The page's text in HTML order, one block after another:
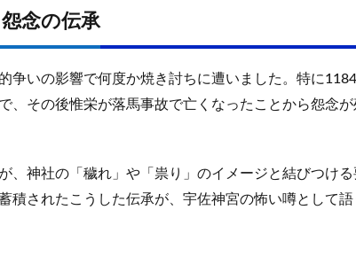
念の伝承
争いの影響で何度か焼き討ちに遭いました。特に
、その後惟栄が落馬事故で亡くなったことから怨念
、神社の「穢れ」や「祟り」のイメージと結びつける
積されたこうした伝承が、宇佐神宮の怖い噂として語